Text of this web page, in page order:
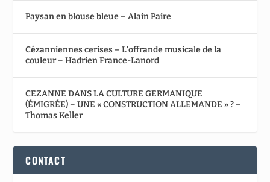
Paysan en blouse bleue – Alain Paire
Cézanniennes cerises – L’offrande musicale de la
couleur – Hadrien France-Lanord
CEZANNE DANS LA CULTURE GERMANIQUE
(ÉMIGRÉE) – UNE « CONSTRUCTION ALLEMANDE » ? –
Thomas Keller
CONTACT